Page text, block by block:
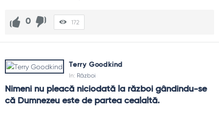
0 172
Terry Goodkind
In: Război
Nimeni nu pleacă niciodată la război gândindu-se
că Dumnezeu este de partea cealaltă.